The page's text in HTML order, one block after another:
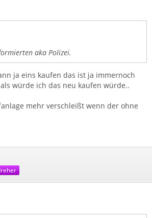
aka Polizei.
ja eins kaufen das ist ja immernoch
würde ich das neu kaufen würde..
mehr verschleißt wenn der ohne